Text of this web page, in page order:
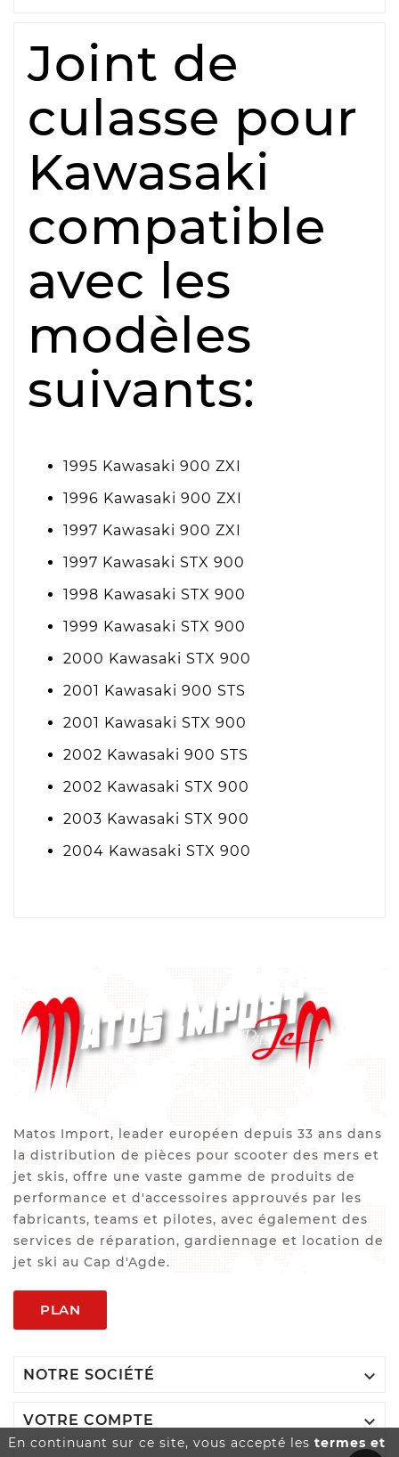
En continuant sur ce site, vous accepté les termes et
Joint de
culasse pour
Kawasaki
compatible
avec les
modèles
suivants:
1995 Kawasaki 900 ZXI
1996 Kawasaki 900 ZXI
1997 Kawasaki 900 ZXI
1997 Kawasaki STX 900
1998 Kawasaki STX 900
1999 Kawasaki STX 900
2000 Kawasaki STX 900
2001 Kawasaki 900 STS
2001 Kawasaki STX 900
2002 Kawasaki 900 STS
2002 Kawasaki STX 900
2003 Kawasaki STX 900
2004 Kawasaki STX 900
Matos Import, leader européen depuis 33 ans dans
la distribution de pièces pour scooter des mers et
jet skis, offre une vaste gamme de produits de
performance et d'accessoires approuvés par les
fabricants, teams et pilotes, avec également des
services de réparation, gardiennage et location de
jet ski au Cap d'Agde.
PLAN
NOTRE SOCIÉTÉ 
VOTRE COMPTE 